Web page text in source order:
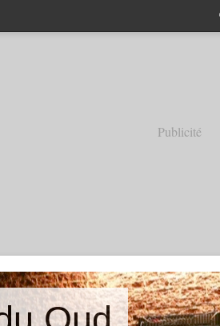
Publicité